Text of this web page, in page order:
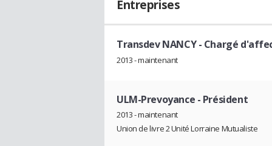
Entreprises
Transdev NANCY- Chargé
2013 - maintenant
ULM-Prevoyance - Président
2013 - maintenant
Union de livre 2 Unité Lorraine Mutualiste